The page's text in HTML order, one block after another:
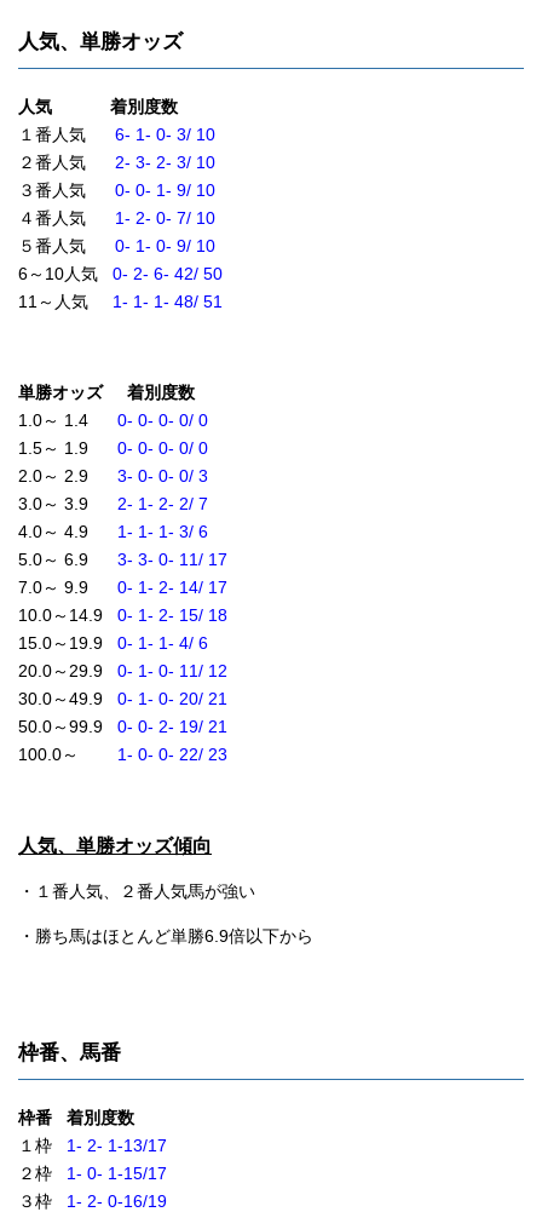
人気、単勝オッズ
人気 着別度数
１番人気 6- 1- 0- 3/ 10
２番人気 2- 3- 2- 3/ 10
３番人気 0- 0- 1- 9/ 10
４番人気
1- 2- 0- 7/ 10
５番人気 0- 1- 0- 9/ 10
6～10人気 0- 2- 6- 42/ 50
11～人気 1- 1- 1- 48/ 51
単勝オッズ 着別度数
1.0～ 1.4 0- 0- 0- 0/ 0
1.5～ 1.9 0- 0- 0- 0/ 0
2.0～ 2.9
3- 0- 0- 0/ 3
3.0～ 3.9 2- 1- 2- 2/ 7
4.0～ 4.9 1- 1- 1- 3/ 6
5.0～ 6.9 3- 3- 0- 11/ 17
7.0～ 9.9 0- 1- 2- 14/ 17
10.0～14.9 0- 1- 2- 15/ 18
15.0～19.9 0- 1- 1- 4/ 6
20.0～29.9 0- 1- 0- 11/ 12
30.0～49.9 0- 1- 0- 20/ 21
50.0～99.9 0- 0- 2- 19/ 21
100.0～ 1- 0- 0- 22/ 23
人気、単勝オッズ傾向
・１番人気、２番人気馬が強い
・勝ち馬はほとんど単勝6.9倍以下から
枠番、馬番
枠番 着別度数
１枠 1- 2- 1-13/17
２枠 1- 0- 1-15/17
３枠 1- 2- 0-16/19